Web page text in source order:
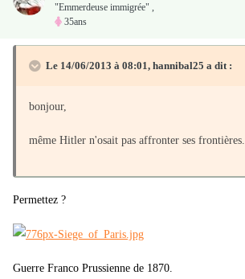
"Emmerdeuse immigrée" ,
35ans
Le 14/06/2013 à 08:01, hannibal25 a dit :
bonjour,
même Hitler n'osait pas affronter ses frontières.
Permettez ?
Guerre Franco Prussienne de 1870.